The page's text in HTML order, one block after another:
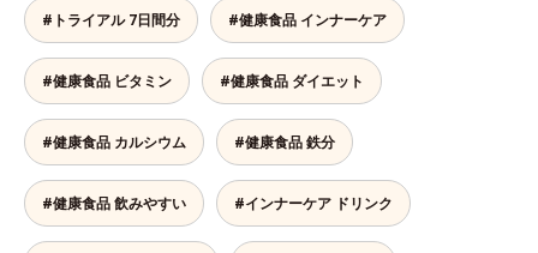
#トライアル 7日間分 #健康食品 インナーケア
#健康食品 ビタミン #健康食品 ダイエット
#健康食品 カルシウム #健康食品 鉄分
#健康食品 飲みやすい #インナーケア ドリンク